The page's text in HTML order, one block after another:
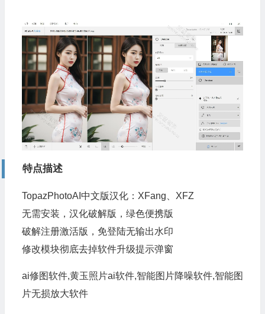
特点描述
TopazPhotoAI中文版汉化：XFang、XFZ
无需安装，汉化破解版，绿色便携版
破解注册激活版，免登陆无输出水印
修改模块彻底去掉软件升级提示弹窗
ai修图软件,黄玉照片ai软件,智能图片降噪软件,智能图
片无损放大软件